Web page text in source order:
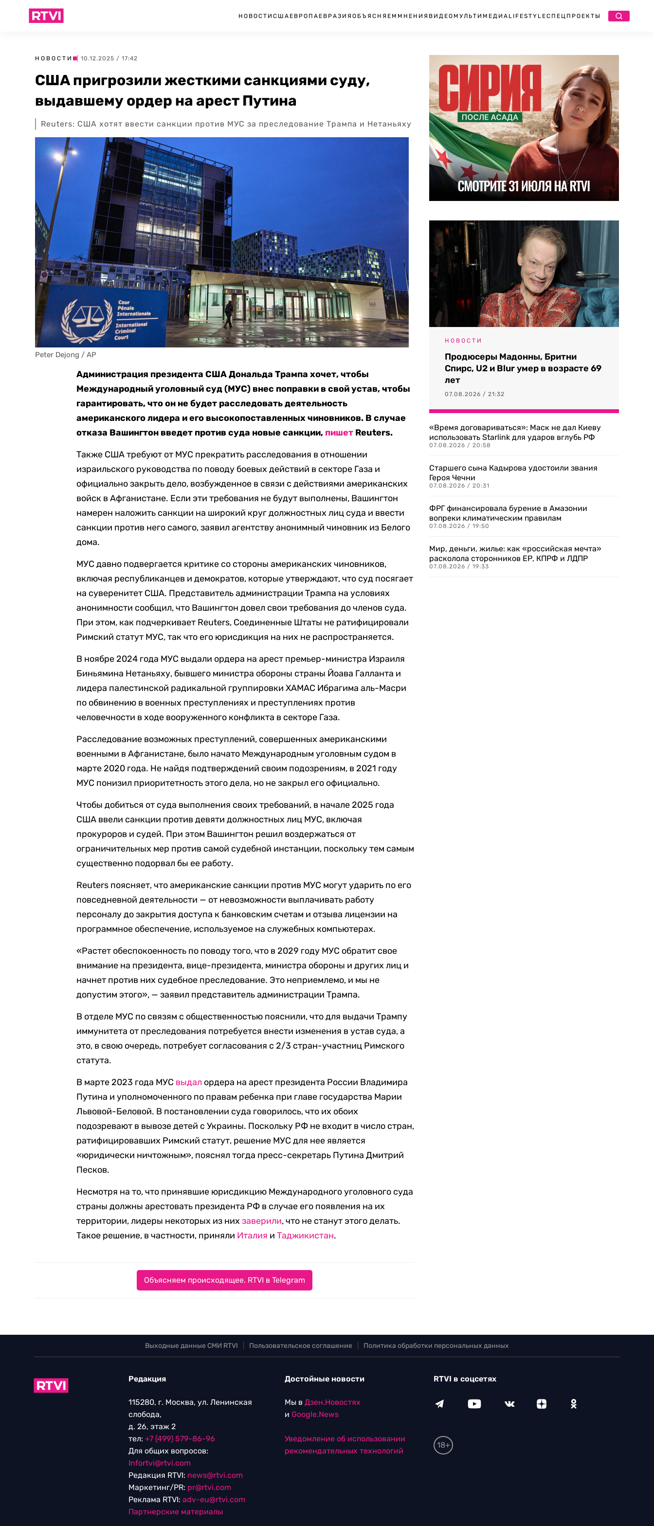
НОВОСТИ США ЕВРОПА ЕВРАЗИЯ ОБЪЯСНЯЕМ МНЕНИЯ ВИДЕО МУЛЬТИМЕДИА LIFESTYLEСПЕЦПРОЕКТЫ
НОВОСТИ | 10.12.2025 / 17:42
США пригрозили жесткими санкциями суду,
выдавшему ордер на арест Путина
Reuters: США хотят ввести санкции против МУС за преследование Трампа и Нетаньяху
Peter Dejong / AP
Администрация президента США Дональда Трампа хочет, чтобы
Международный уголовный суд (МУС) внес поправки в свой устав, чтобы
гарантировать, что он не будет расследовать деятельность
американского лидера и его высокопоставленных чиновников. В случае
отказа Вашингтон введет против суда новые санкции, пишет Reuters.
Также США требуют от МУС прекратить расследования в отношении
израильского руководства по поводу боевых действий в секторе Газа и
официально закрыть дело, возбужденное в связи с действиями американских
войск в Афганистане. Если эти требования не будут выполнены, Вашингтон
намерен наложить санкции на широкий круг должностных лиц суда и ввести
санкции против него самого, заявил агентству анонимный чиновник из Белого
дома.
МУС давно подвергается критике со стороны американских чиновников,
включая республиканцев и демократов, которые утверждают, что суд посягает
на суверенитет США. Представитель администрации Трампа на условиях
анонимности сообщил, что Вашингтон довел свои требования до членов суда.
При этом, как подчеркивает Reuters, Соединенные Штаты не ратифицировали
Римский статут МУС, так что его юрисдикция на них не распространяется.
В ноябре 2024 года МУС выдали ордера на арест премьер-министра Израиля
Биньямина Нетаньяху, бывшего министра обороны страны Йоава Галланта и
лидера палестинской радикальной группировки ХАМАС Ибрагима аль-Масри
по обвинению в военных преступлениях и преступлениях против
человечности в ходе вооруженного конфликта в секторе Газа.
Расследование возможных преступлений, совершенных американскими
военными в Афганистане, было начато Международным уголовным судом в
марте 2020 года. Не найдя подтверждений своим подозрениям, в 2021 году
МУС понизил приоритетность этого дела, но не закрыл его официально.
Чтобы добиться от суда выполнения своих требований, в начале 2025 года
США ввели санкции против девяти должностных лиц МУС, включая
прокуроров и судей. При этом Вашингтон решил воздержаться от
ограничительных мер против самой судебной инстанции, поскольку тем самым
существенно подорвал бы ее работу.
Reuters поясняет, что американские санкции против МУС могут ударить по его
повседневной деятельности — от невозможности выплачивать работу
персоналу до закрытия доступа к банковским счетам и отзыва лицензии на
программное обеспечение, используемое на служебных компьютерах.
«Растет обеспокоенность по поводу того, что в 2029 году МУС обратит свое
внимание на президента, вице-президента, министра обороны и других лиц и
начнет против них судебное преследование. Это неприемлемо, и мы не
допустим этого», — заявил представитель администрации Трампа.
В отделе МУС по связям с общественностью пояснили, что для выдачи Трампу
иммунитета от преследования потребуется внести изменения в устав суда, а
это, в свою очередь, потребует согласования с 2/3 стран-участниц Римского
статута.
В марте 2023 года МУС выдал ордера на арест президента России Владимира
Путина и уполномоченного по правам ребенка при главе государства Марии
Львовой-Беловой. В постановлении суда говорилось, что их обоих
подозревают в вывозе детей с Украины. Поскольку РФ не входит в число стран,
ратифицировавших Римский статут, решение МУС для нее является
«юридически ничтожным», пояснял тогда пресс-секретарь Путина Дмитрий
Песков.
Несмотря на то, что принявшие юрисдикцию Международного уголовного суда
страны должны арестовать президента РФ в случае его появления на их
территории, лидеры некоторых из нихзаверили, что не станут этого делать.
Такое решение, в частности, приняли Италия иТаджикистан.
Объясняем происходящее. RTVI в Telegram
НОВОСТИ
Продюсеры Мадонны, Бритни
Спирс, U2 и Blur умер в возрасте 69
лет
07.08.2026 / 21:32
«Время договариваться»: Маск не дал Киеву
использовать Starlink для ударов вглубь РФ
07.08.2026 / 20:58
Старшего сына Кадырова удостоили звания
Героя Чечни
07.08.2026 / 20:31
ФРГ финансировала бурение в Амазонии
вопреки климатическим правилам
07.08.2026 / 19:50
Мир, деньги, жилье: как «российская мечта»
расколола сторонников ЕР, КПРФ и ЛДПР
07.08.2026 / 19:33
Выходные данные СМИ RTVI Пользовательское соглашение Политика обработки персональных данных
Редакция
115280, г. Москва, ул. Ленинская
слобода,
д. 26, этаж 2
тел: +7 (499) 579-86-96
Для общих вопросов:
Infortvi@rtvi.com
Редакция RTVI: news@rtvi.com
Маркетинг/PR: pr@rtvi.com
Реклама RTVI: adv-eu@rtvi.com
Партнерские материалы
Достойные новости
Мы в Дзен.Новостях
и Google.News
Уведомление об использовании
рекомендательных технологий
RTVI в соцсетях
18+